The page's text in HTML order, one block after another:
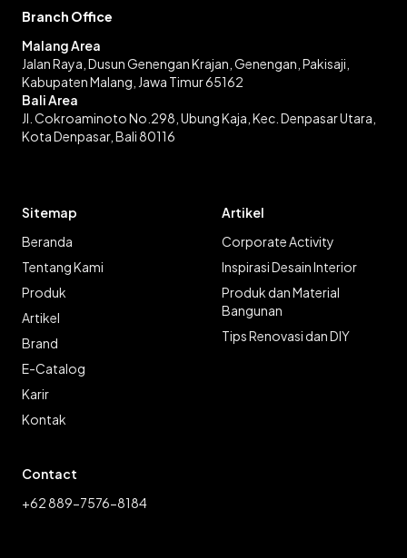
Branch Office
Malang Area
Jalan Raya, Dusun Genengan Krajan, Genengan, Pakisaji,
Kabupaten Malang, Jawa Timur 65162
Bali Area
Jl. Cokroaminoto No.298, Ubung Kaja, Kec. Denpasar Utara,
Kota Denpasar, Bali 80116
Sitemap
Beranda
Tentang Kami
Produk
Artikel
Brand
E-Catalog
Karir
Kontak
Artikel
Corporate Activity
Inspirasi Desain Interior
Produk dan Material
Bangunan
Tips Renovasi dan DIY
Contact
+62 889-7576-8184